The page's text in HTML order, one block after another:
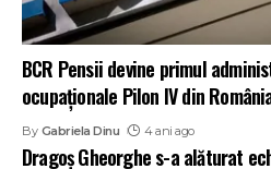
BCR Pensii devine primul
ocupaționale Pilon IV din
By Gabriela Dinu 4 ani ago
Dragoș Gheorghe s-a alăturat